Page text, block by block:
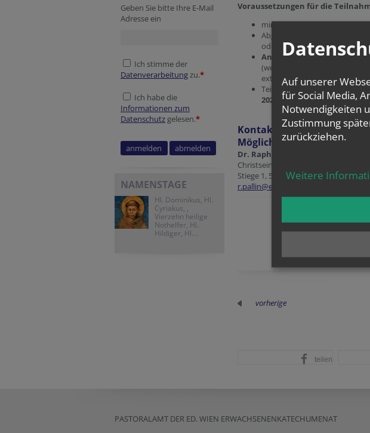
Geben Sie bitte Ihre E-Mail
Adresse ein
Ich stimme der
Datenverarbeitungzu.*
Ich habe die
Informationen zum
Datenschutz gelesen.*
NAMENSTAGE
Hl. Dominikus, Hl.
Cyriakus, ,
Vierzehn heilige
Nothelfer, Hl.
Hildiger, Hl....
Voraussetzungen für die
mind. 18 Jahre alt
Abgeschlossener
oder anderen kirchlichen
Anmeldung bis 12. April
(wer an einem Kurs des
extra anmelden)
Teilnahme am
2027
Kontakt fürFragen zur
Möglichkeiten:
Dr. Raphaela Pallin
Christsein.Christwerden des
Stiege 1, 5. Stock, Zimmer 503,Tel.
r.pallin@edw.or.at
vorherige
teilen
PASTORALAMT DER ED. WIEN ERWACHSENENKATECHUMENAT
Auf unserer
für Social Media,
Notwendigkeiten
Zustimmung
zurückziehen.
Weitere